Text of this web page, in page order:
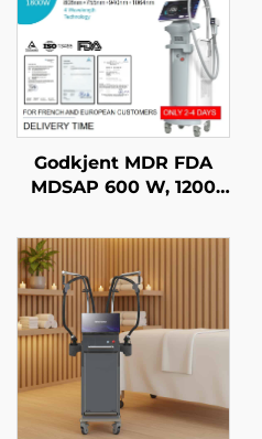
Godkjent MDR FDA
MDSAP 600 W, 1200
i-1 utskiftbare spotter
– diodelaser-maskin
for hårfjerning med
bølgelengder på 755
nm, 808 nm, 940 nm
og 1064 nm